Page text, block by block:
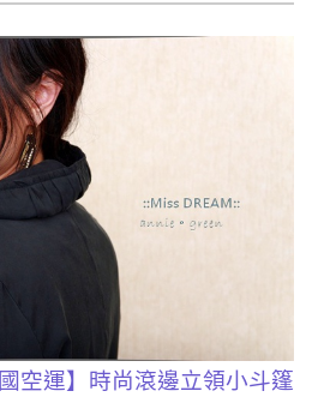
空運】時尚滾邊立領小斗篷